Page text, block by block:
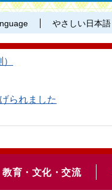
やさしい日本語
られました
教育・文化・交流